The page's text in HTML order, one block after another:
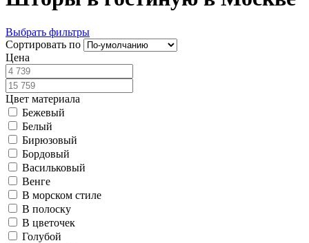
Выбрать фильтры
Сортировать по
Цена
Цвет материала
Бежевый
Белый
Бирюзовый
Бордовый
Васильковый
Венге
В морском стиле
В полоску
В цветочек
Голубой